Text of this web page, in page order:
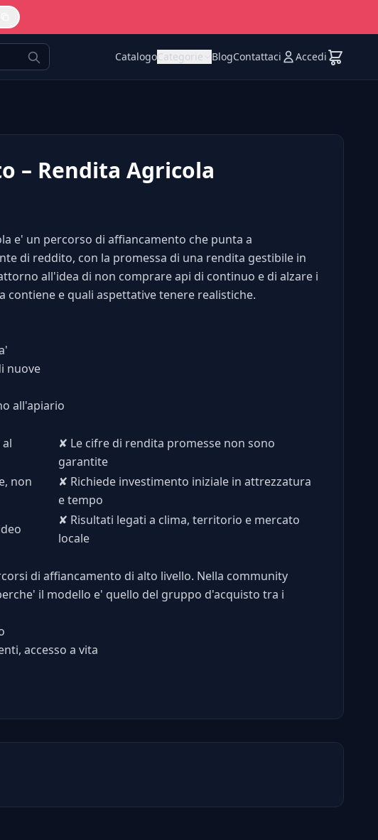
CatalogoCategorie BlogContattaci Accedi
– Rendita Agricola
e' un percorso di affiancamento che punta a
di reddito, con la promessa di una rendita gestibile in
all'idea di non comprare api di continuo e di alzare i
contiene e quali aspettative tenere realistiche.
nuove
all'apiario
✘ Le cifre di rendita promesse non sono
garantite
non
✘ Richiede investimento iniziale in attrezzatura
e tempo
✘ Risultati legati a clima, territorio e mercato
locale
di affiancamento di alto livello. Nella community
il modello e' quello del gruppo d'acquisto tra i
accesso a vita